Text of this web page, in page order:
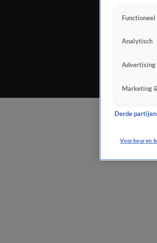
Functioneel
Analytisch
Advertising
Marketing
Derde
Voorkeuren